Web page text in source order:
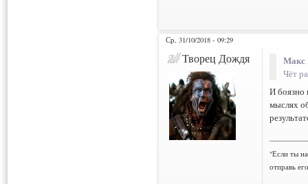
Ср, 31/10/2018 - 09:29
Творец Дождя Макс
Чёт
И боязно
мыслях
"Если ты
отправь